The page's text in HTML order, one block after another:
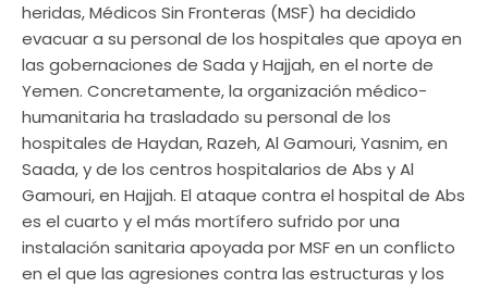
heridas, Médicos Sin Fronteras (MSF) ha decidido
evacuar a su personal de los hospitales que apoya en
las gobernaciones de Sada y Hajjah, en el norte de
Yemen. Concretamente, la organización médico-
humanitaria ha trasladado su personal de los
hospitales de Haydan, Razeh, Al Gamouri, Yasnim, en
Saada, y de los centros hospitalarios de Abs y Al
Gamouri, en Hajjah. El ataque contra el hospital de Abs
es el cuarto y el más mortífero sufrido por una
instalación sanitaria apoyada por MSF en un conflicto
en el que las agresiones contra las estructuras y los